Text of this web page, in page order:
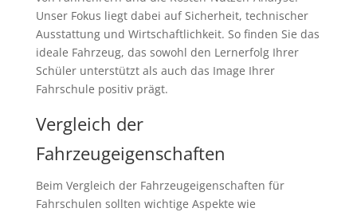
Unser Fokus liegt dabei auf Sicherheit, technischer
Ausstattung und Wirtschaftlichkeit. So finden Sie das
ideale Fahrzeug, das sowohl den Lernerfolg Ihrer
Schüler unterstützt als auch das Image Ihrer
Fahrschule positiv prägt.
Vergleich der
Fahrzeugeigenschaften
Beim Vergleich der Fahrzeugeigenschaften für
Fahrschulen sollten wichtige Aspekte wie